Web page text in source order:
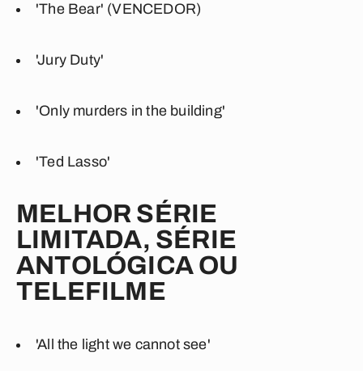
'The Bear' (VENCEDOR)
'Jury Duty'
'Only murders in the building'
'Ted Lasso'
MELHOR SÉRIE
LIMITADA, SÉRIE
ANTOLÓGICA OU
TELEFILME
'All the light we cannot see'